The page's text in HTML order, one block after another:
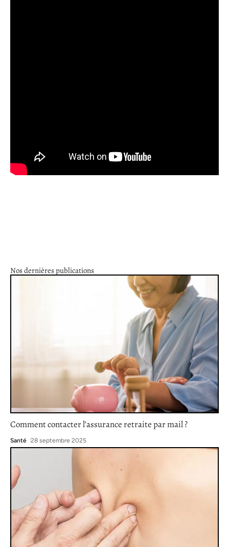
Nos dernières publications
Comment contacter l’assurance retraite par mail ?
Santé 28 septembre 2025